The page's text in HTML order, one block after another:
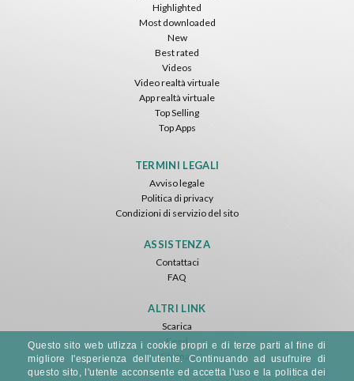
Highlighted
Most downloaded
New
Best rated
Videos
Video realtà virtuale
App realtà virtuale
Top Selling
Top Apps
TERMINI LEGALI
Avviso legale
Politica di privacy
Condizioni di servizio del sito
ASSISTENZA
Contattaci
FAQ
ALTRI LINK
Scarica
Feed
Sitemap
Questo sito web utlizza i cookie propri e di terze parti al fine di
migliore l'esperienza dell'utente. Continuando ad usufruire di
questo sito, l'utente acconsente ed accetta l'uso e la politica dei